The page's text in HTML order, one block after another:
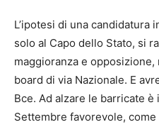
L’ipotesi di una candidatura
solo al Capo dello Stato, si
maggioranza e opposizione,
board di via Nazionale. E
Bce. Ad alzare le barricate
Settembre favorevole, come